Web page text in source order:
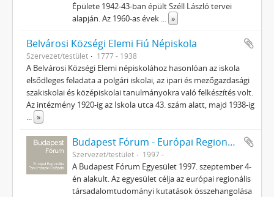
Épülete 1942-43-ban épült Széll László tervei
alapján. Az 1960-as évek ... »
Belvárosi Községi Elemi Fiú Népiskola
Szervezet/testület 1777 - 1938
A Belvárosi Községi Elemi népiskolához hasonlóan az iskola
elsődleges feladata a polgári iskolai, az ipari és mezőgazdasági
szakiskolai és középiskolai tanulmányokra való felkészítés volt.
Az intézmény 1920-ig az Iskola utca 43. szám alatt, majd 1938-ig
... »
Budapest Fórum - Európai Regionális Tanulmányok Hálózata
Szervezet/testület 1997 -
A Budapest Fórum Egyesület 1997. szeptember 4-
én alakult. Az egyesület célja az európai regionális
társadalomtudományi kutatások összehangolása